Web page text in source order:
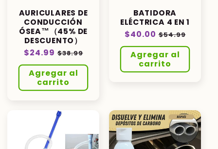
AURICULARES DE
CONDUCCIÓN
ÓSEA™（45% DE
DESCUENTO）
Precio
habitual
$24.99 Precio
de
oferta
$38.99
Agregar al
carrito
BATIDORA
ELÉCTRICA 4 EN 1
Precio
habitual
$40.00 Precio
de
oferta
$54.99
Agregar al
carrito